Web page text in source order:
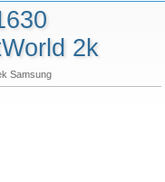
2k
Samsung